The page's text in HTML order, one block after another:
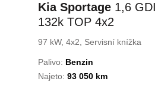
Kia Sportage 1,6 GDI
132k TOP 4x2
97 kW, 4x2, Servisní knížka
Palivo: Benzin
Najeto: 93 050 km